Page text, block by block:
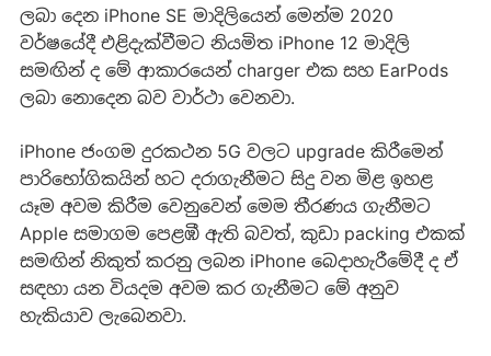
ලබා දෙන iPhone SE මාදිලියෙන් මෙන්ම 2020
වර්ෂයේදී එළිදැක්වීමට නියමිත iPhone 12 මාදිලි
සමඟින් ද මේ ආකාරයෙන් charger එක සහ EarPods
ලබා නොදෙන බව වාර්ථා වෙනවා.
iPhone ජංගම දුරකථන 5G වලට upgrade කිරීමෙන්
පාරිභෝගිකයින් හට දරාගැනීමට සිදු වන මිළ ඉහළ
යෑම අවම කිරීම වෙනුවෙන් මෙම තීරණය ගැනීමට
Apple සමාගම පෙළඹී ඇති බවත්, කුඩා packing එකක්
සමඟින් නිකුත් කරනු ලබන iPhone බෙදාහැරීමේදී ද ඒ
සඳහා යන වියදම අවම කර ගැනීමට මේ අනුව
හැකියාව ලැබෙනවා.